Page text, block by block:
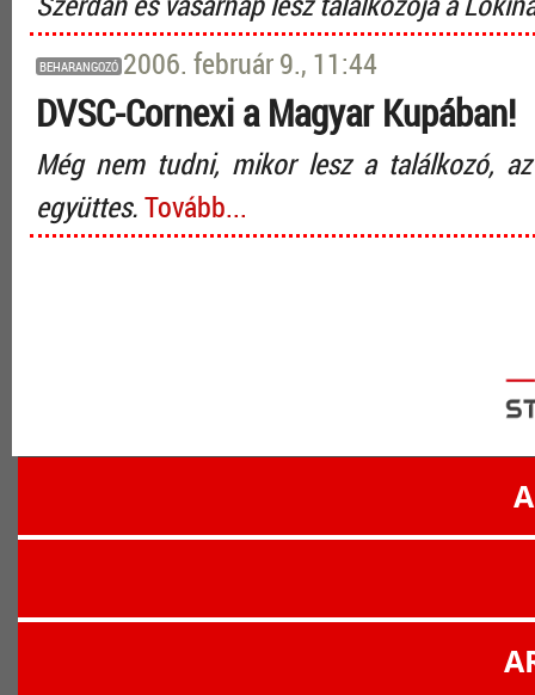
BEHARANGOZÓ 2006. február 9., 11:44
DVSC-Cornexi a Magyar Kupában!
Még nem tudni, mikor lesz a találkozó,
együttes.Tovább...